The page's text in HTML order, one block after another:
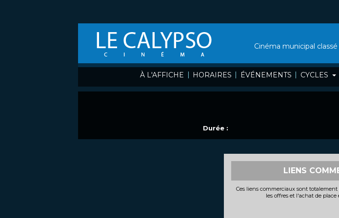
À L'AFFICHE | HORAIRES | ÉVÉNEMENTS | CYCLES
Cinéma municipal
Durée :
LIENS
Ces liens commerciaux sont
les offres et l'achat de